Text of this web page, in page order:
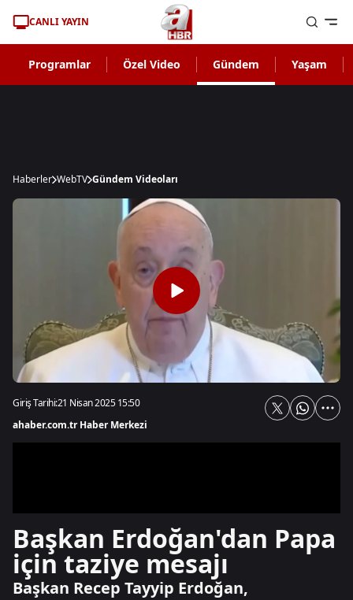
CANLI YAYIN
Programlar Özel Video Gündem Yaşam
Haberler WebTV Gündem Videoları
Giriş Tarihi:21 Nisan 2025 15:50
ahaber.com.tr Haber Merkezi
Başkan Erdoğan'dan Papa
için taziye mesajı
Başkan Recep Tayyip Erdoğan,